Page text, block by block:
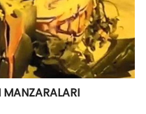
MANZARALARI